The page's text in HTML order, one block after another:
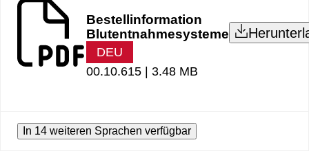
Bestellinformation
Blutentnahmesysteme
DEU
00.10.615 | 3.48 MB
In 14 weiteren Sprachen verfügbar